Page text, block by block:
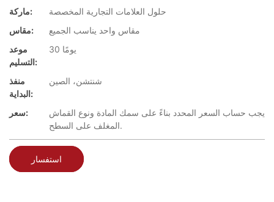
ماركة:
حلول العلامات التجارية المخصصة
مقاس:
مقاس واحد يناسب الجميع
موعد
التسليم:
30 يومًا
منفذ
البداية:
شنتشن، الصين
سعر:
يجب حساب السعر المحدد بناءً على سمك المادة ونوع القماش
المغلف على السطح.
استفسار